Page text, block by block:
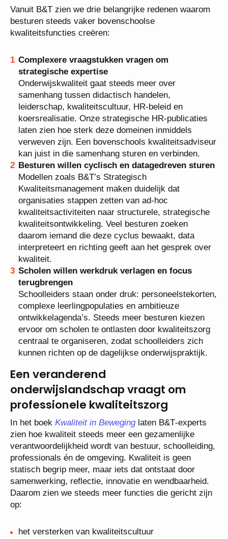
Vanuit B&T zien we drie belangrijke redenen waarom
besturen steeds vaker bovenschoolse
kwaliteitsfuncties creëren:
Complexere vraagstukken vragen om
strategische expertise
Onderwijskwaliteit gaat steeds meer over
samenhang tussen didactisch handelen,
leiderschap, kwaliteitscultuur, HR‑beleid en
koersrealisatie. Onze strategische HR-publicaties
laten zien hoe sterk deze domeinen inmiddels
verweven zijn. Een bovenschools kwaliteitsadviseur
kan juist in die samenhang sturen en verbinden.
Besturen willen cyclisch en datagedreven sturen
Modellen zoals B&T’s Strategisch
Kwaliteitsmanagement maken duidelijk dat
organisaties stappen zetten van ad‑hoc
kwaliteitsactiviteiten naar structurele, strategische
kwaliteitsontwikkeling. Veel besturen zoeken
daarom iemand die deze cyclus bewaakt, data
interpreteert en richting geeft aan het gesprek over
kwaliteit.
Scholen willen werkdruk verlagen en focus
terugbrengen
Schoolleiders staan onder druk: personeelstekorten,
complexe leerlingpopulaties en ambitieuze
ontwikkelagenda’s. Steeds meer besturen kiezen
ervoor om scholen te ontlasten door kwaliteitszorg
centraal te organiseren, zodat schoolleiders zich
kunnen richten op de dagelijkse onderwijspraktijk.
Een veranderend
onderwijslandschap vraagt om
professionele kwaliteitszorg
In het boek Kwaliteit in Beweginglaten B&T‑experts
zien hoe kwaliteit steeds meer een gezamenlijke
verantwoordelijkheid wordt van bestuur, schoolleiding,
professionals én de omgeving. Kwaliteit is geen
statisch begrip meer, maar iets dat ontstaat door
samenwerking, reflectie, innovatie en wendbaarheid.
Daarom zien we steeds meer functies die gericht zijn
op:
het versterken van kwaliteitscultuur